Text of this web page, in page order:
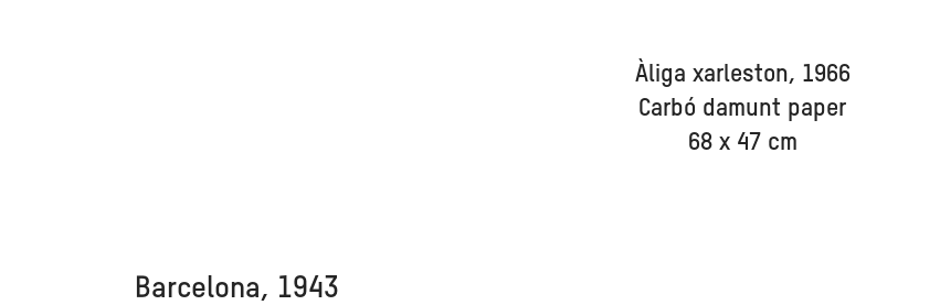
Àliga xarleston, 1966
Carbó damunt paper
68 x 47 cm
Barcelona, 1943